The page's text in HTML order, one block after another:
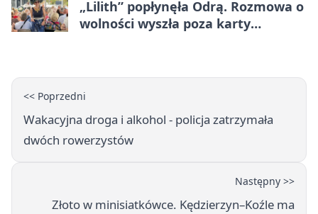
„Lilith” popłynęła Odrą. Rozmowa o
wolności wyszła poza karty
<< Poprzedni
Wakacyjna droga i alkohol - policja zatrzymała
dwóch rowerzystów
Następny >>
Złoto w minisiatkówce. Kędzierzyn–Koźle ma